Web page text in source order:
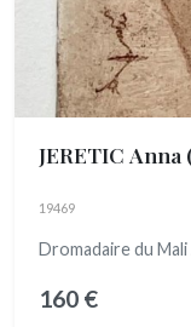
JERETIC Anna
19469
Dromadaire du
160 €